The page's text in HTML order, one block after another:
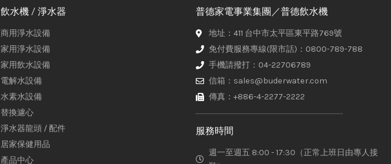
飲水機 / 淨水器
商用淨水設備
家用淨水設備
家用飲水設備
電解水設備
水素水設備
替換濾心
淨水器龍頭 / 配件
居家保健用品
產品中心
普德家電事業集團／普德飲水機
地址：411 台中市太平區東平路769號
免付費服務專線(限市話)：0800-789-788
手機請撥打：04-22706789
信箱：sales@buderwater.com
傳真：+886-4-2277-2222
服務時間
週一至週五 8:00 - 17:30（正常上班日由專人接